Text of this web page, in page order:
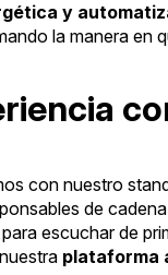
y
la manera en
con nuestro
de
escuchar de
plataforma